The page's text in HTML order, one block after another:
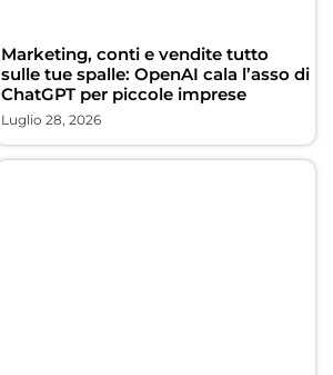
Marketing, conti e vendite tutto
sulle tue spalle: OpenAI cala l’asso di
ChatGPT per piccole imprese
Luglio 28, 2026